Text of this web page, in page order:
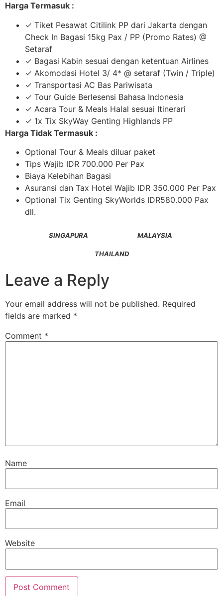
Harga Termasuk :
✓ Tiket Pesawat Citilink PP dari Jakarta dengan
Check In Bagasi 15kg Pax / PP (Promo Rates) @
Setaraf
✓ Bagasi Kabin sesuai dengan ketentuan Airlines
✓ Akomodasi Hotel 3/ 4* @ setaraf (Twin / Triple)
✓ Transportasi AC Bas Pariwisata
✓ Tour Guide Berlesensi Bahasa Indonesia
✓ Acara Tour & Meals Halal sesuai Itinerari
✓ 1x Tix SkyWay Genting Highlands PP
Harga Tidak Termasuk :
Optional Tour & Meals diluar paket
Tips Wajib IDR 700.000 Per Pax
Biaya Kelebihan Bagasi
Asuransi dan Tax Hotel Wajib IDR 350.000 Per Pax
Optional Tix Genting SkyWorlds IDR580.000 Pax
dll.
SINGAPURA MALAYSIA
THAILAND
Leave a Reply
Your email address will not be published. Required
fields are marked *
Comment *
Name
Email
Website